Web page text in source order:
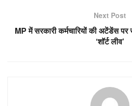
Next Post
MP में सरकारी कर्मचारियों की अटेंडेंस
‘शॉर्ट लीव’